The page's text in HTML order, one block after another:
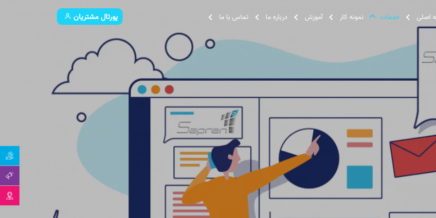
اصلی خدمات نمونه کار آموزش درباره ما تماس با ما پورتال مشتریان